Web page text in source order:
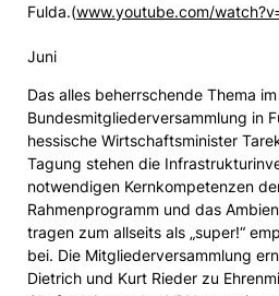
Fulda.(www.youtube.com/
Juni
Das alles beherrschende Thema
Bundesmitgliederversammlung in
hessische Wirtschaftsminister
Tagung stehen die
notwendigen Kernkompetenzen
Rahmenprogramm und das
tragen zum allseits als „super!“
bei. Die Mitgliederversammlung
Dietrich und Kurt Rieder zu